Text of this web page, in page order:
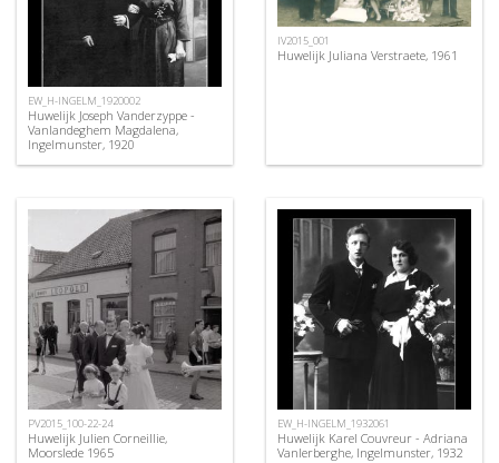
EW_H-INGELM_1920002
Huwelijk Joseph Vanderzyppe -
Vanlandeghem Magdalena,
Ingelmunster, 1920
IV2015_001
Huwelijk Juliana Verstraete, 1961
PV2015_100-22-24
Huwelijk Julien Corneillie,
Moorslede 1965
EW_H-INGELM_1932061
Huwelijk Karel Couvreur - Adriana
Vanlerberghe, Ingelmunster, 1932